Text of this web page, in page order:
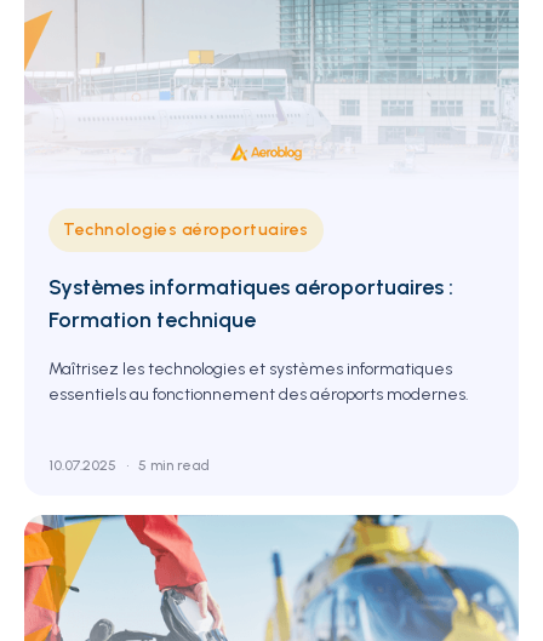
Technologies aéroportuaires
Systèmes informatiques aéroportuaires :
Formation technique
Maîtrisez les technologies et systèmes informatiques
essentiels au fonctionnement des aéroports modernes.
10.07.2025 • 5 min read